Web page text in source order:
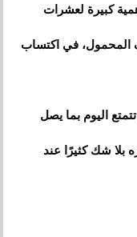
كبيرة لعشرات
المحمول، في اكتساب
اليوم بما يصل
بلا شك كثيرًا عند